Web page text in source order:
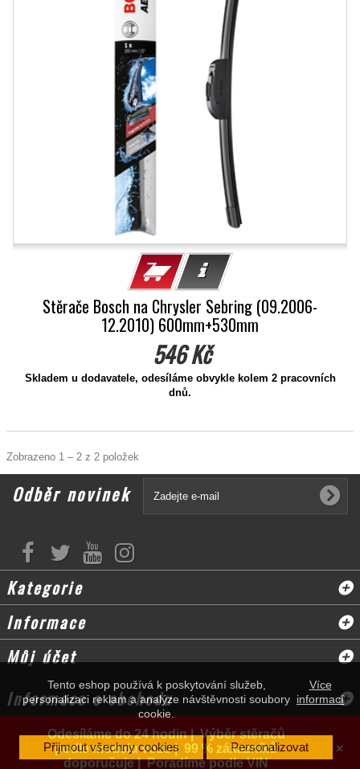
Tento eshop používá k poskytování služeb,
personalizaci reklam a analýze návštěvnosti soubory
cookie.
Více
informací
Přijmout všechny cookies Personalizovat
Stěrače Bosch na Chrysler Sebring (09.2006-
12.2010) 600mm+530mm
546 Kč
Skladem u dodavatele, odesíláme obvykle kolem 2 pracovních
dnů.
Zobrazeno 1 – 2 z 2 položek
Odběr novinek
Kategorie
Informace
Můj účet
Informace o obchodu
Odesíláme do 24 hodin | Výběr stěračů
podle modelu vozu | 99 % zákazníků
doporučuje | Poradíme podle VIN
×